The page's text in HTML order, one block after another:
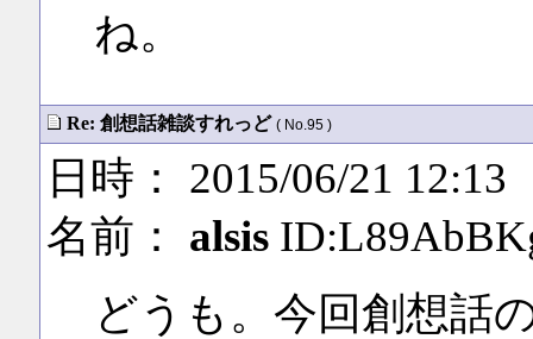
ね。
Re: 創想話雑談すれっど ( No.95 )
日時： 2015/06/21 12:13
名前： alsis
どうも。今回創想話